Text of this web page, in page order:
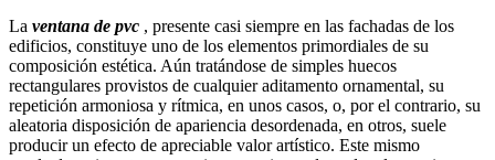
La ventana de pvc , presente casi siempre en las fachadas de los
edificios, constituye uno de los elementos primordiales de su
composición estética. Aún tratándose de simples huecos
rectangulares provistos de cualquier aditamento ornamental, su
repetición armoniosa y rítmica, en unos casos, o, por el contrario, su
aleatoria disposición de apariencia desordenada, en otros, suele
producir un efecto de apreciable valor artístico. Este mismo